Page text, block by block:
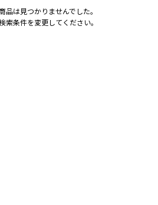
品は見つかりませんでした。
索条件を変更してください。